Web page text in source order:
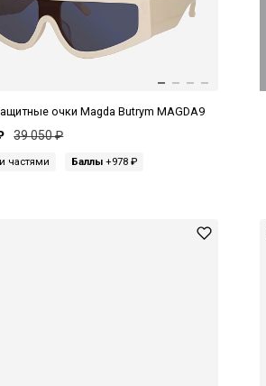
очки Magda Butrym MAGDA9
39 050 ₽
частями Баллы +978 ₽